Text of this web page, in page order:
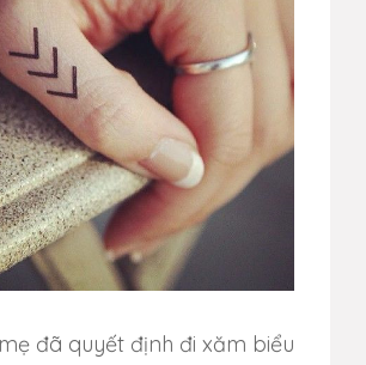
đã quyết định đi xăm biểu